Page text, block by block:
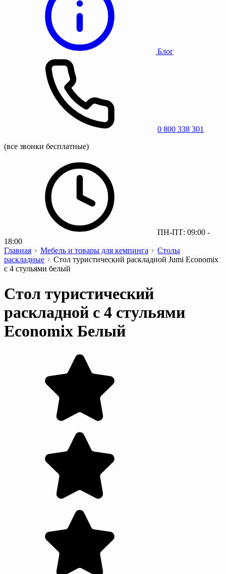
Блог
0 800 338 301
(все звонки бесплатные)
ПН-ПТ: 09:00 -
18:00
Главная
Мебель и товары для кемпинга
Столы
раскладные
Стол туристический раскладной Jumi Economix
с 4 стульями белый
Стол туристический
раскладной с 4 стульями
Economix Белый